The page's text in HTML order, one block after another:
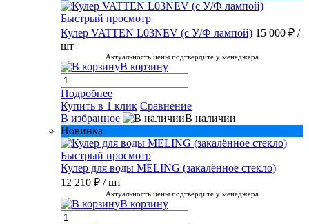
Быстрый просмотр
Кулер VATTEN L03NEV (с У/Ф лампой) 15 000 ₽ /
шт
Актуальность цены подтвердите у менеджера
В корзину
Подробнее
Купить в 1 клик Сравнение
В избранное
В наличии
Новинка
Быстрый просмотр
Кулер для воды MELING (закалённое стекло)
12 210 ₽ / шт
Актуальность цены подтвердите у менеджера
В корзину